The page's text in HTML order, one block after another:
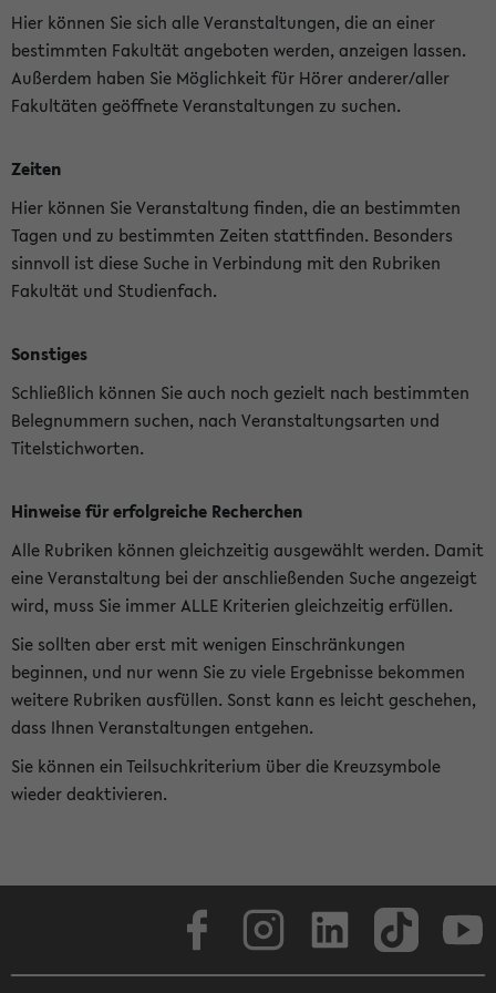
Hier können Sie sich alle Veranstaltungen, die an einer
bestimmten Fakultät angeboten werden, anzeigen lassen.
Außerdem haben Sie Möglichkeit für Hörer anderer/aller
Fakultäten geöffnete Veranstaltungen zu suchen.
Zeiten
Hier können Sie Veranstaltung finden, die an bestimmten
Tagen und zu bestimmten Zeiten stattfinden. Besonders
sinnvoll ist diese Suche in Verbindung mit den Rubriken
Fakultät und Studienfach.
Sonstiges
Schließlich können Sie auch noch gezielt nach bestimmten
Belegnummern suchen, nach Veranstaltungsarten und
Titelstichworten.
Hinweise für erfolgreiche Recherchen
Alle Rubriken können gleichzeitig ausgewählt werden. Damit
eine Veranstaltung bei der anschließenden Suche angezeigt
wird, muss Sie immer ALLE Kriterien gleichzeitig erfüllen.
Sie sollten aber erst mit wenigen Einschränkungen
beginnen, und nur wenn Sie zu viele Ergebnisse bekommen
weitere Rubriken ausfüllen. Sonst kann es leicht geschehen,
dass Ihnen Veranstaltungen entgehen.
Sie können ein Teilsuchkriterium über die Kreuzsymbole
wieder deaktivieren.